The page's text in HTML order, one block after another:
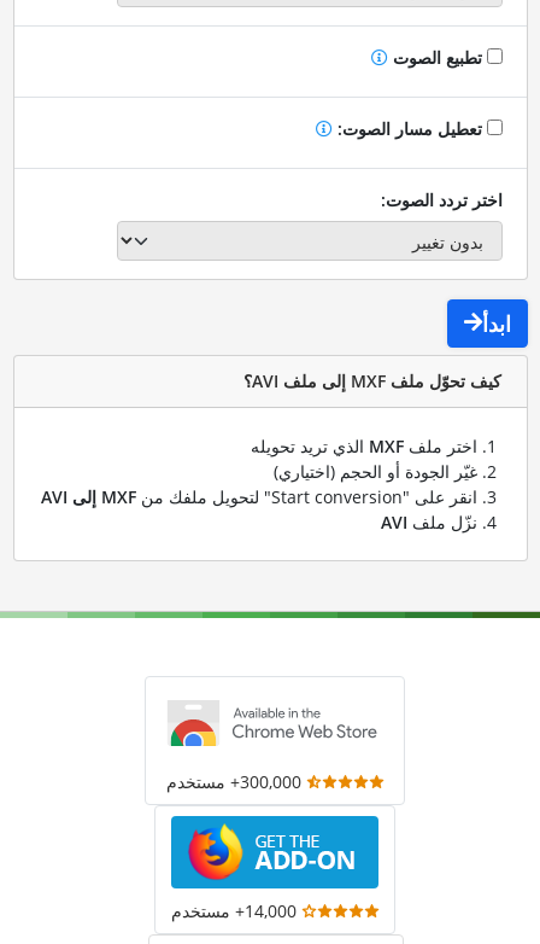
تطبيع الصوت
تعطيل مسار الصوت:
اختر تردد الصوت:
ابدأ
كيف تحوّل ملف MXF إلى ملف AVI؟
اختر ملف MXFالذي تريد تحويله
غيّر الجودة أو الحجم (اختياري)
انقر على "Start conversion" لتحويل ملفك من
MXF إلى AVI
نزّل ملف AVI
300,000+ مستخدم
14,000+ مستخدم